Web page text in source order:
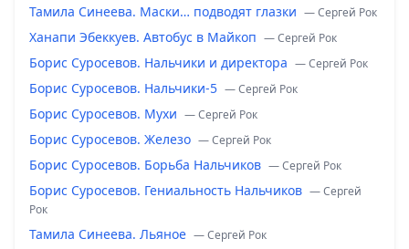
Тамила Синеева. Маски… подводят глазки — Сергей Рок
Ханапи Эбеккуев. Автобус в Майкоп — Сергей Рок
Борис Суросевов. Нальчики и директора — Сергей Рок
Борис Суросевов. Нальчики-5 — Сергей Рок
Борис Суросевов. Мухи — Сергей Рок
Борис Суросевов. Железо — Сергей Рок
Борис Суросевов. Борьба Нальчиков — Сергей Рок
Борис Суросевов. Гениальность Нальчиков — Сергей
Рок
Тамила Синеева. Льяное — Сергей Рок